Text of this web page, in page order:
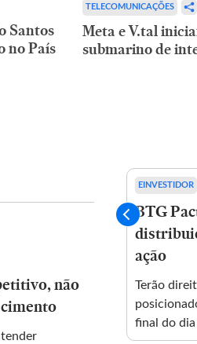
Santos
no País
TELECOMUNICAÇÕES
Meta e V.tal
submarino de
não
catarinense por
fase do
EINVESTIDOR
BTG
ação
Terão
final do